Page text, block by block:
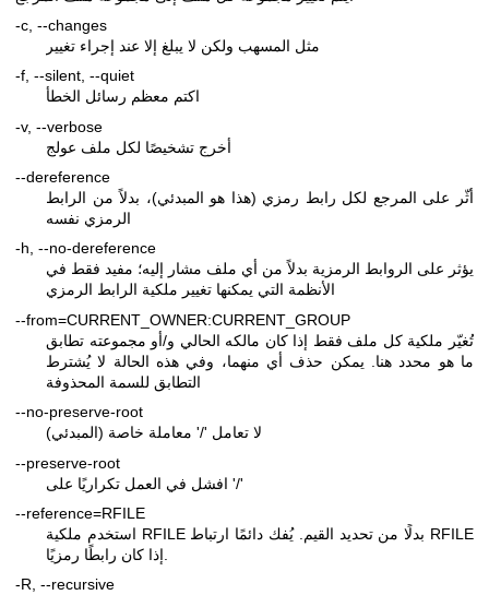
-c, --changes
مثل المسهب ولكن لا يبلغ إلا عند إجراء تغيير
-f, --silent, --quiet
اكتم معظم رسائل الخطأ
-v, --verbose
أخرج تشخيصًا لكل ملف عولج
--dereference
أثّر على المرجع لكل رابط رمزي (هذا هو المبدئي)، بدلاً من الرابط
الرمزي نفسه
-h, --no-dereference
يؤثر على الروابط الرمزية بدلاً من أي ملف مشار إليه؛ مفيد فقط في
الأنظمة التي يمكنها تغيير ملكية الرابط الرمزي
--from=CURRENT_OWNER:CURRENT_GROUP
تُغيّر ملكية كل ملف فقط إذا كان مالكه الحالي و/أو مجموعته تطابق
ما هو محدد هنا. يمكن حذف أي منهما، وفي هذه الحالة لا يُشترط
التطابق للسمة المحذوفة
--no-preserve-root
لا تعامل '/' معاملة خاصة (المبدئي)
--preserve-root
افشل في العمل تكراريًا على '/'
--reference=RFILE
استخدم ملكية RFILE بدلًا من تحديد القيم. يُفك دائمًا ارتباط RFILE
-R, --recursive